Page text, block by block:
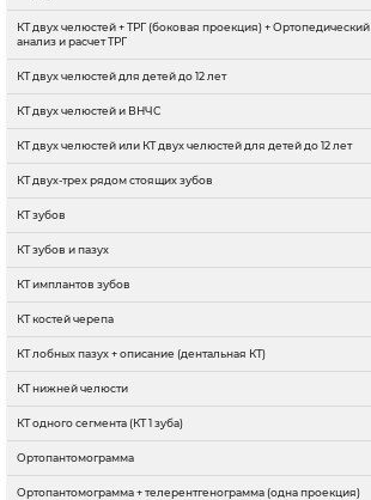
КТ двух челюстей + ТРГ (боковая проекция) + Ортопедический
анализ и расчет ТРГ
КТ двух челюстей для детей до 12 лет
КТ двух челюстей и ВНЧС
КТ двух челюстей или КТ двух челюстей для детей до 12 лет
КТ двух-трех рядом стоящих зубов
КТ зубов
КТ зубов и пазух
КТ имплантов зубов
КТ костей черепа
КТ лобных пазух + описание (дентальная КТ)
КТ нижней челюсти
КТ одного сегмента (КТ 1 зуба)
Ортопантомограмма
Ортопантомограмма + телерентгенограмма (одна проекция)